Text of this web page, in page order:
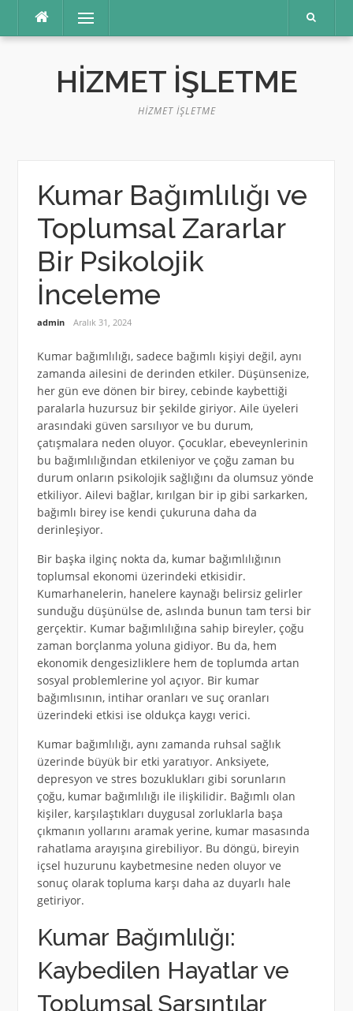
Menü
HIZMET İŞLETME
HIZMET İŞLETME
Kumar Bağımlılığı ve
Toplumsal Zararlar
Bir Psikolojik
İnceleme
admin Aralık 31, 2024
Kumar bağımlılığı, sadece bağımlı kişiyi değil, aynı
zamanda ailesini de derinden etkiler. Düşünsenize,
her gün eve dönen bir birey, cebinde kaybettiği
paralarla huzursuz bir şekilde giriyor. Aile üyeleri
arasındaki güven sarsılıyor ve bu durum,
çatışmalara neden oluyor. Çocuklar, ebeveynlerinin
bu bağımlılığından etkileniyor ve çoğu zaman bu
durum onların psikolojik sağlığını da olumsuz yönde
etkiliyor. Ailevi bağlar, kırılgan bir ip gibi sarkarken,
bağımlı birey ise kendi çukuruna daha da
derinleşiyor.
Bir başka ilginç nokta da, kumar bağımlılığının
toplumsal ekonomi üzerindeki etkisidir.
Kumarhanelerin, hanelere kaynağı belirsiz gelirler
sunduğu düşünülse de, aslında bunun tam tersi bir
gerçektir. Kumar bağımlılığına sahip bireyler, çoğu
zaman borçlanma yoluna gidiyor. Bu da, hem
ekonomik dengesizliklere hem de toplumda artan
sosyal problemlerine yol açıyor. Bir kumar
bağımlısının, intihar oranları ve suç oranları
üzerindeki etkisi ise oldukça kaygı verici.
Kumar bağımlılığı, aynı zamanda ruhsal sağlık
üzerinde büyük bir etki yaratıyor. Anksiyete,
depresyon ve stres bozuklukları gibi sorunların
çoğu, kumar bağımlılığı ile ilişkilidir. Bağımlı olan
kişiler, karşılaştıkları duygusal zorluklarla başa
çıkmanın yollarını aramak yerine, kumar masasında
rahatlama arayışına girebiliyor. Bu döngü, bireyin
içsel huzurunu kaybetmesine neden oluyor ve
sonuç olarak topluma karşı daha az duyarlı hale
getiriyor.
Kumar Bağımlılığı:
Kaybedilen Hayatlar ve
Toplumsal Sarsıntılar